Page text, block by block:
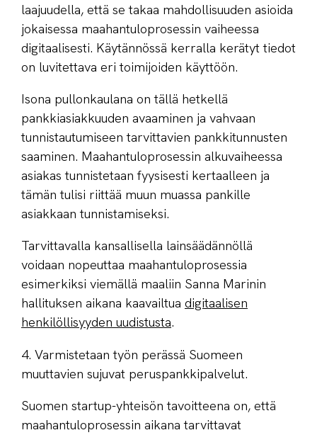
laajuudella, että se takaa mahdollisuuden asioida
jokaisessa maahantuloprosessin vaiheessa
digitaalisesti. Käytännössä kerralla kerätyt tiedot
on luvitettava eri toimijoiden käyttöön.
Isona pullonkaulana on tällä hetkellä
pankkiasiakkuuden avaaminen ja vahvaan
tunnistautumiseen tarvittavien pankkitunnusten
saaminen. Maahantuloprosessin alkuvaiheessa
asiakas tunnistetaan fyysisesti kertaalleen ja
tämän tulisi riittää muun muassa pankille
asiakkaan tunnistamiseksi.
Tarvittavalla kansallisella lainsäädännöllä
voidaan nopeuttaa maahantuloprosessia
esimerkiksi viemällä maaliin Sanna Marinin
hallituksen aikana kaavailtua digitaalisen
henkilöllisyyden uudistusta.
4. Varmistetaan työn perässä Suomeen
muuttavien sujuvat peruspankkipalvelut.
Suomen startup-yhteisön tavoitteena on, että
maahantuloprosessin aikana tarvittavat